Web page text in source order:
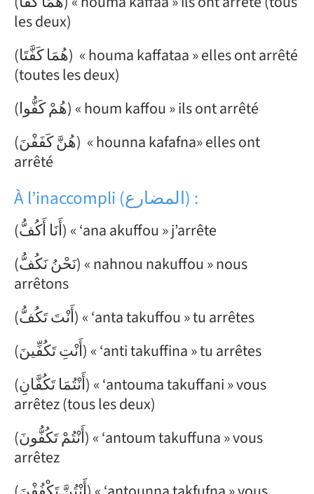
les deux)
(هُمَا كَفَّتَا) « houma kaffataa » elles ont arrêté
(toutes les deux)
(هُمْ كَفُّوا) « houm kaffou » ils ont arrêté
(هُنَّ كَفَفْنَ) « hounna kafafna» elles ont
arrêté
À l’inaccompli (المضارع) :
(أَنَا أَكُفُّ) « ‘ana akuffou »j’arrête
(نَحْنُ نَكُفُّ) « nahnou nakuffou » nous
arrêtons
(أَنْتَ تَكُفُّ) « ‘anta takuffou » tu arrêtes
(أَنْتِ تَكُفِّينَ) « ‘anti takuffina » tu arrêtes
(أَنْتُمَا تَكُفَّانِ) « ‘antouma takuffani » vous
arrêtez (tous les deux)
(أَنْتُمْ تَكُفُّونَ) « ‘antoum takuffuna » vous
arrêtez